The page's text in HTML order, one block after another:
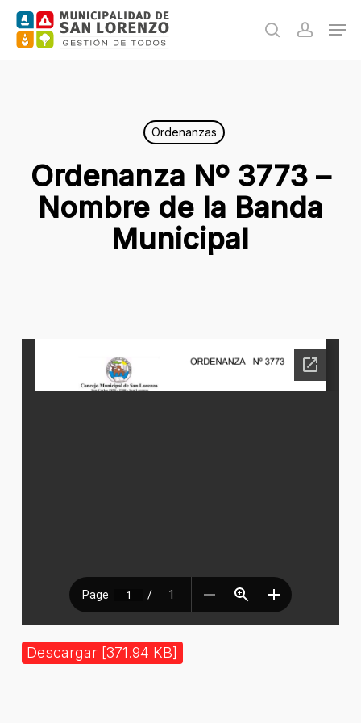
Skip
search
Ordenanzas
Ordenanza Nº 3773 –
Nombre de la Banda
Municipal
Descargar [371.94 KB]